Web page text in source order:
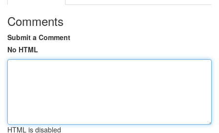
Comments
Submit a Comment
No HTML
HTML is disabled